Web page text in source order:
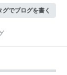
グでブログを書く